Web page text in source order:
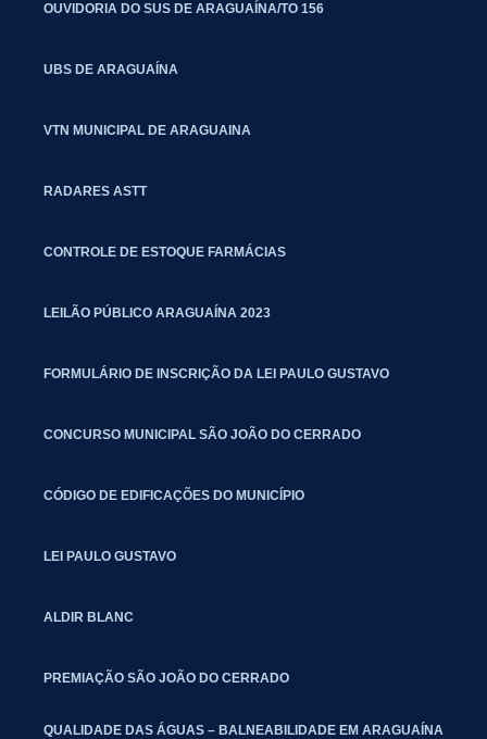
OUVIDORIA DO SUS DE ARAGUAÍNA/TO 156
UBS DE ARAGUAÍNA
VTN MUNICIPAL DE ARAGUAINA
RADARES ASTT
CONTROLE DE ESTOQUE FARMÁCIAS
LEILÃO PÚBLICO ARAGUAÍNA 2023
FORMULÁRIO DE INSCRIÇÃO DA LEI PAULO GUSTAVO
CONCURSO MUNICIPAL SÃO JOÃO DO CERRADO
CÓDIGO DE EDIFICAÇÕES DO MUNICÍPIO
LEI PAULO GUSTAVO
ALDIR BLANC
PREMIAÇÃO SÃO JOÃO DO CERRADO
QUALIDADE DAS ÁGUAS – BALNEABILIDADE EM ARAGUAÍNA